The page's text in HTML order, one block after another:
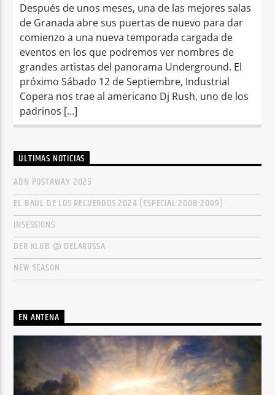
Después de unos meses, una de las mejores salas
de Granada abre sus puertas de nuevo para dar
comienzo a una nueva temporada cargada de
eventos en los que podremos ver nombres de
grandes artistas del panorama Underground. El
próximo Sábado 12 de Septiembre, Industrial
Copera nos trae al americano Dj Rush, uno de los
padrinos […]
ÚLTIMAS NOTICIAS
ADN POSTAWAY 2025
EL BAÚL DE LOS RECUERDOS 2024 (ESPECIAL 2008-2009)
INSESSIONS
DER KLUB @ DELAROSSA
NEW SEASON
EN ANTENA